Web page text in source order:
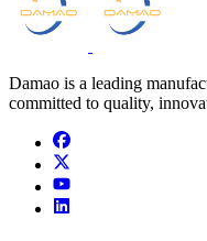
Damao is a leading
committed to quality,
facebook
x
youtube
linkedin